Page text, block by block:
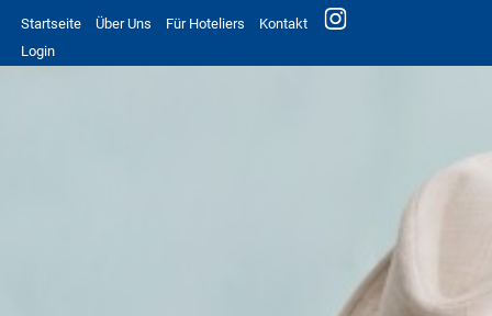
Startseite Über Uns Für Hoteliers
Kontakt
Login